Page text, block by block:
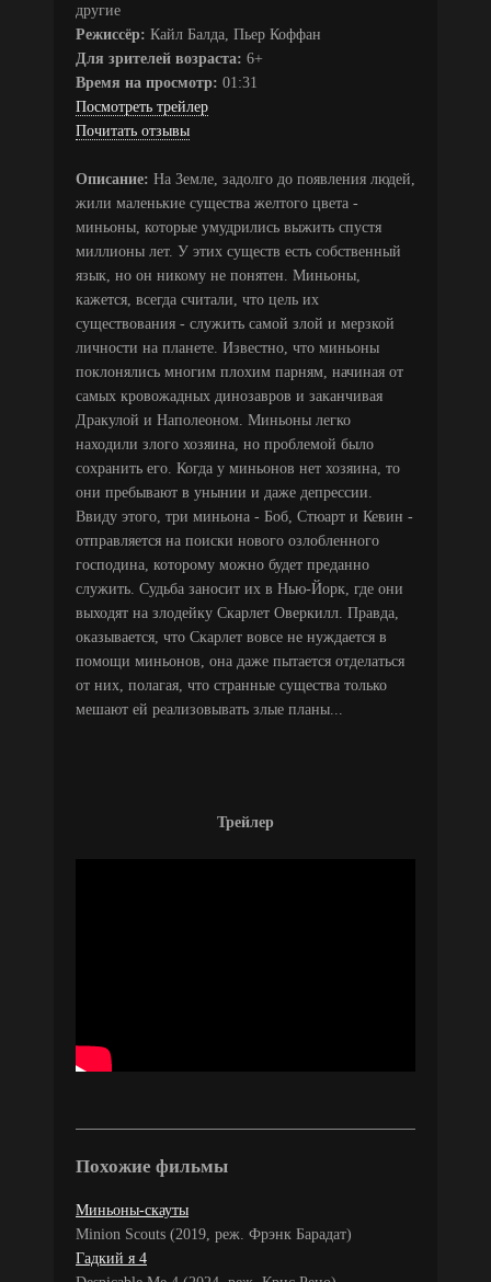
другие
Режиссёр: Кайл Балда, Пьер Коффан
Для зрителей возраста: 6+
Время на просмотр: 01:31
Посмотреть трейлер
Почитать отзывы
Описание: На Земле, задолго до появления людей,
жили маленькие существа желтого цвета -
миньоны, которые умудрились выжить спустя
миллионы лет. У этих существ есть собственный
язык, но он никому не понятен. Миньоны,
кажется, всегда считали, что цель их
существования - служить самой злой и мерзкой
личности на планете. Известно, что миньоны
поклонялись многим плохим парням, начиная от
самых кровожадных динозавров и заканчивая
Дракулой и Наполеоном. Миньоны легко
находили злого хозяина, но проблемой было
сохранить его. Когда у миньонов нет хозяина, то
они пребывают в унынии и даже депрессии.
Ввиду этого, три миньона - Боб, Стюарт и Кевин -
отправляется на поиски нового озлобленного
господина, которому можно будет преданно
служить. Судьба заносит их в Нью-Йорк, где они
выходят на злодейку Скарлет Оверкилл. Правда,
оказывается, что Скарлет вовсе не нуждается в
помощи миньонов, она даже пытается отделаться
от них, полагая, что странные существа только
мешают ей реализовывать злые планы...
Трейлер
Похожие фильмы
Миньоны-скауты
Minion Scouts (2019, реж. Фрэнк Барадат)
Гадкий я 4